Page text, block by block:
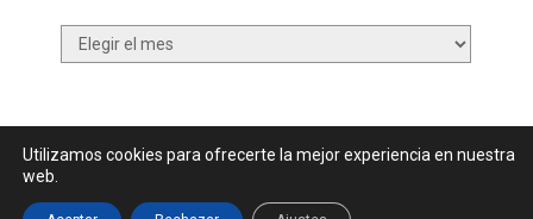
Archivos
Contactar|| Datos Legales y Privacidady
Utilizamos cookies para ofrecerte la mejor experiencia en nuestra
web.